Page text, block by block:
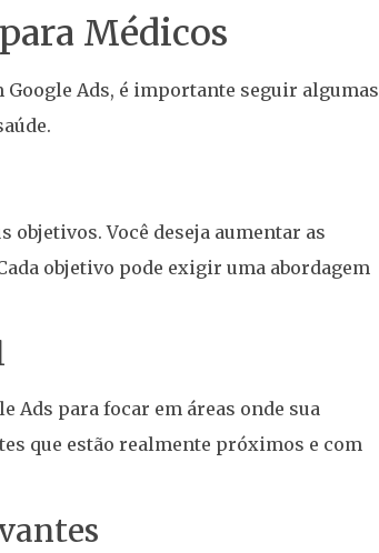
Médicos
Ads, é importante seguir algumas
Você deseja aumentar as
objetivo pode exigir uma abordagem
Ads para focar em áreas onde sua
que estão realmente próximos e com